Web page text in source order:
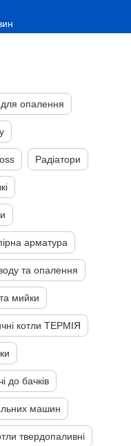
опалення
Радіатори
арматура
та опалення
мийки
котли ТЕРМІЯ
до бачків
машин
твердопаливні